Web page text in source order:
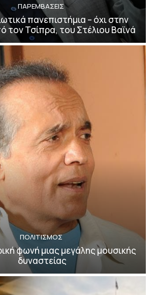
ΠΑΡΕΜΒΑΣΕΙΣ
πανεπιστήμια – όχι στην
τον Τσίπρα, του Στέλιου Βαϊνά
ΠΟΛΙΤΙΣΜΟΣ
φωνή μιας μεγάλης μουσικής
δυναστείας